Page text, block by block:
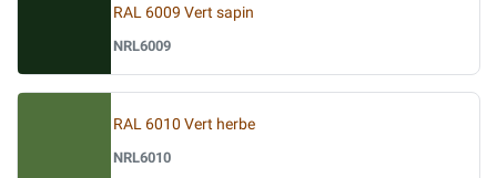
RAL 6009 Vert sapin
NRL6009
RAL 6010 Vert herbe
NRL6010